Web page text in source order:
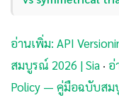
อ่านเพิ่ม: API
สมบูรณ์ 2026 | Sia · อ่
Policy — คู่มือฉบับสม